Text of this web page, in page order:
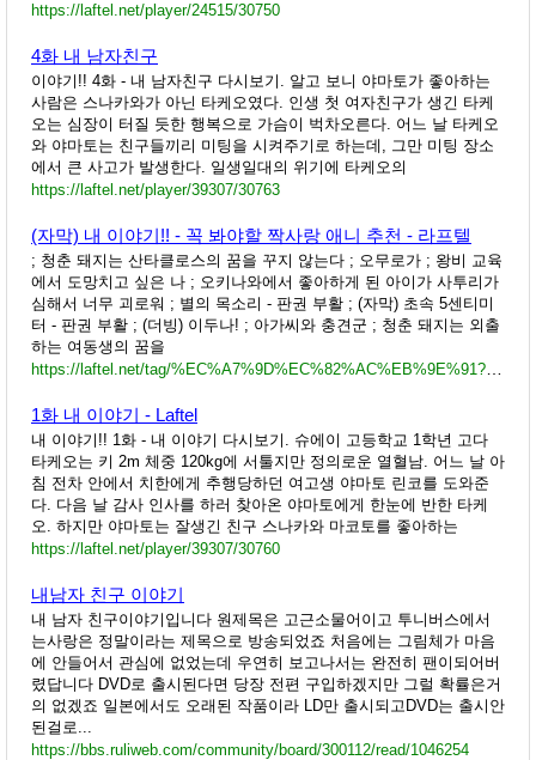
https://laftel.net/player/24515/30750
4화 내 남자친구
이야기!! 4화 - 내 남자친구 다시보기. 알고 보니 야마토가 좋아하는
사람은 스나카와가 아닌 타케오였다. 인생 첫 여자친구가 생긴 타케
오는 심장이 터질 듯한 행복으로 가슴이 벅차오른다. 어느 날 타케오
와 야마토는 친구들끼리 미팅을 시켜주기로 하는데, 그만 미팅 장소
에서 큰 사고가 발생한다. 일생일대의 위기에 타케오의
https://laftel.net/player/39307/30763
(자막) 내 이야기!! - 꼭 봐야할 짝사랑 애니 추천 - 라프텔
; 청춘 돼지는 산타클로스의 꿈을 꾸지 않는다 ; 오무로가 ; 왕비 교육
에서 도망치고 싶은 나 ; 오키나와에서 좋아하게 된 아이가 사투리가
심해서 너무 괴로워 ; 별의 목소리 - 판권 부활 ; (자막) 초속 5센티미
터 - 판권 부활 ; (더빙) 이두나! ; 아가씨와 충견군 ; 청춘 돼지는 외출
하는 여동생의 꿈을
1화 내 이야기 - Laftel
내 이야기!! 1화 - 내 이야기 다시보기. 슈에이 고등학교 1학년 고다
타케오는 키 2m 체중 120kg에 서툴지만 정의로운 열혈남. 어느 날 아
침 전차 안에서 치한에게 추행당하던 여고생 야마토 린코를 도와준
다. 다음 날 감사 인사를 하러 찾아온 야마토에게 한눈에 반한 타케
오. 하지만 야마토는 잘생긴 친구 스나카와 마코토를 좋아하는
https://laftel.net/player/39307/30760
내남자 친구 이야기
내 남자 친구이야기입니다 원제목은 고근소물어이고 투니버스에서
는사랑은 정말이라는 제목으로 방송되었죠 처음에는 그림체가 마음
에 안들어서 관심에 없었는데 우연히 보고나서는 완전히 팬이되어버
렸답니다 DVD로 출시된다면 당장 전편 구입하겠지만 그럴 확률은거
의 없겠죠 일본에서도 오래된 작품이라 LD만 출시되고DVD는 출시안
된걸로...
https://bbs.ruliweb.com/community/board/300112/read/1046254